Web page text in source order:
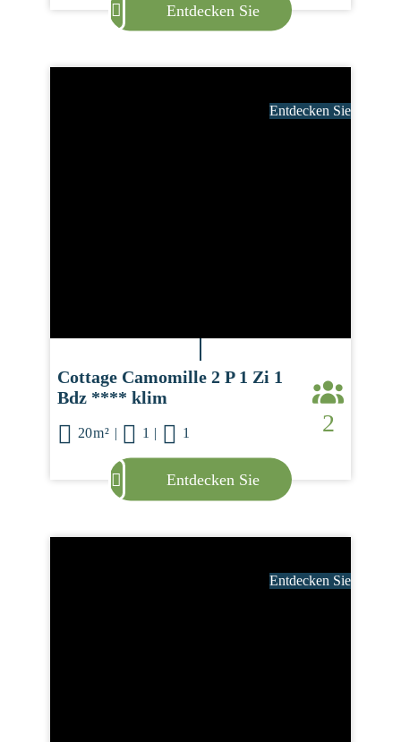
Entdecken Sie
Entdecken Sie
Cottage Camomille 2 P 1 Zi 1
Bdz **** klim
20m² | 1 | 1 2
Entdecken Sie
Entdecken Sie